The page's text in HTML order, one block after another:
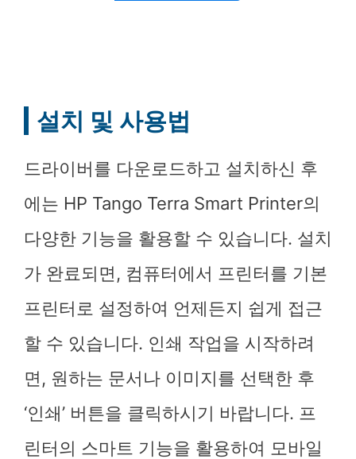
설치 및 사용법
드라이버를 다운로드하고 설치하신 후
에는 HP Tango Terra Smart Printer의
다양한 기능을 활용할 수 있습니다. 설치
가 완료되면, 컴퓨터에서 프린터를 기본
프린터로 설정하여 언제든지 쉽게 접근
할 수 있습니다. 인쇄 작업을 시작하려
면, 원하는 문서나 이미지를 선택한 후
‘인쇄’ 버튼을 클릭하시기 바랍니다. 프
린터의 스마트 기능을 활용하여 모바일